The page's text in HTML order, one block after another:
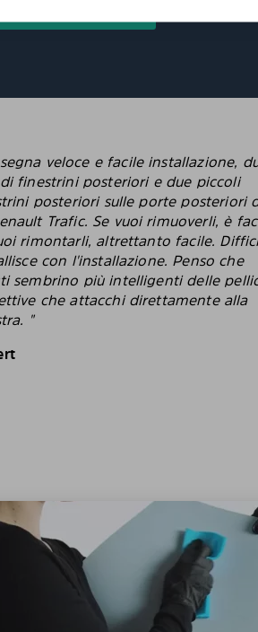
veloce e facile installazione,
finestrini posteriori e due piccoli
posteriori sulle porte posteriori
Trafic. Se vuoi rimuoverli, è
rimontarli, altrettanto facile.
con l'installazione. Penso che
sembrino più intelligenti delle
che attacchi direttamente alla
"